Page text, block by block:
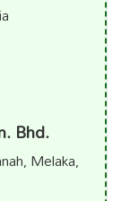
Bhd.
Melaka,